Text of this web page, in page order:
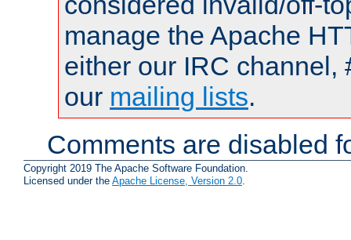
manage the Apache
either our IRC channel,
our mailing lists.
Comments are disabled
Copyright 2019 The Apache Software Foundation.
Licensed under the Apache License, Version 2.0.